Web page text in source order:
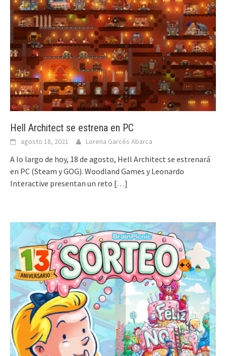
Hell Architect se estrena en PC
agosto 18, 2021 Lorena Garcés Abarca
A lo largo de hoy, 18 de agosto, Hell Architect se estrenará
en PC (Steam y GOG). Woodland Games y Leonardo
Interactive presentan un reto […]